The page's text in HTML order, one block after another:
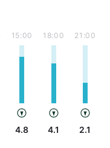
15:00
4.8
18:00
4.1
21:00
2.1